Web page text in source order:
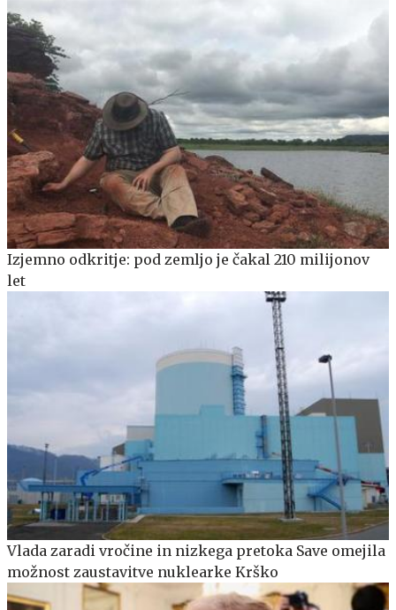
Izjemno odkritje: pod zemljo je čakal 210 milijonov
let
Vlada zaradi vročine in nizkega pretoka Save omejila
možnost zaustavitve nuklearke Krško